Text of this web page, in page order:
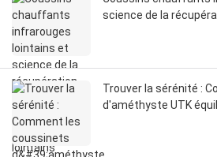
science de la
Trouver la sérénité :
d'améthyste UTK